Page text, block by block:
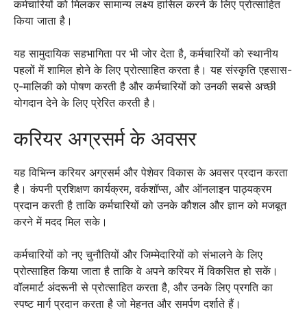
कर्मचारियों को मिलकर सामान्य लक्ष्य हासिल करने के लिए प्रोत्साहित
किया जाता है।
यह सामुदायिक सहभागिता पर भी जोर देता है, कर्मचारियों को स्थानीय
पहलों में शामिल होने के लिए प्रोत्साहित करता है। यह संस्कृति एहसास-
ए-मालिकी को पोषण करती है और कर्मचारियों को उनकी सबसे अच्छी
योगदान देने के लिए प्रेरित करती है।
करियर अग्रसर्म के अवसर
यह विभिन्न करियर अग्रसर्म और पेशेवर विकास के अवसर प्रदान करता
है। कंपनी प्रशिक्षण कार्यक्रम, वर्कशॉप्स, और ऑनलाइन पाठ्यक्रम
प्रदान करती है ताकि कर्मचारियों को उनके कौशल और ज्ञान को मजबूत
करने में मदद मिल सके।
कर्मचारियों को नए चुनौतियों और जिम्मेदारियों को संभालने के लिए
प्रोत्साहित किया जाता है ताकि वे अपने करियर में विकसित हो सकें।
वॉलमार्ट अंदरूनी से प्रोत्साहित करता है, और उनके लिए प्रगति का
स्पष्ट मार्ग प्रदान करता है जो मेहनत और समर्पण दर्शाते हैं।